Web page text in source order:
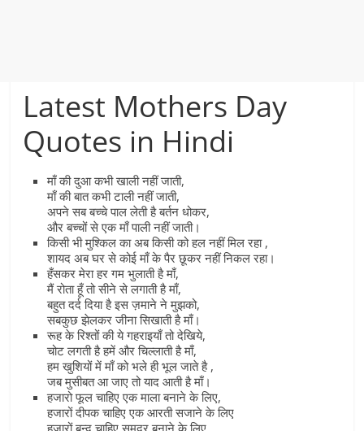
Latest Mothers Day
Quotes in Hindi
माँ की दुआ कभी खाली नहीं जाती,
माँ की बात कभी टाली नहीं जाती,
अपने सब बच्चे पाल लेती है बर्तन धोकर,
और बच्चों से एक माँ पाली नहीं जाती।
किसी भी ​मुश्किल का अब किसी को हल नहीं मिल रहा ,
​शायद अब घर से कोई माँ के पैर छूकर नहीं निकल रहा​।
हँसकर मेरा हर गम भुलाती है माँ,
मैं रोता हूँ तो सीने से लगाती है माँ,
बहुत दर्द दिया है इस ज़माने ने मुझको,
सबकुछ झेलकर जीना सिखाती है माँ।
रूह के रिश्तों की ये गहराइयाँ तो देखिये,
चोट लगती है हमें और चिल्लाती है माँ,
हम खुशियों में माँ को भले ही भूल जाते है ,
जब मुसीबत आ जाए तो याद आती है माँ।
हजारो फूल चाहिए एक माला बनाने के लिए,
हजारों दीपक चाहिए एक आरती सजाने के लिए
हजारों बून्द चाहिए समुद्र बनाने के लिए,